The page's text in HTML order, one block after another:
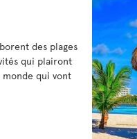
des plages
qui plairont
monde qui vont